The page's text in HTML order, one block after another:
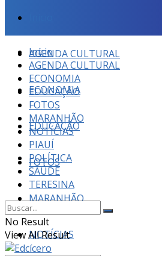
AGENDA CULTURAL
ECONOMIA
EDUCAÇÃO
FOTOS
MARANHÃO
NOTÍCIAS
Início
AGENDA CULTURAL
ECONOMIA
EDUCAÇÃO
FOTOS
MARANHÃO
NOTÍCIAS
PIAUÍ
POLÍTICA
SAÚDE
TERESINA
No Result
View All Result